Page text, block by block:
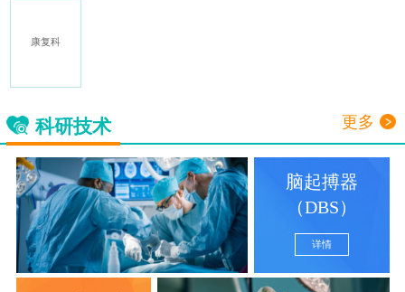
康复科
科研技术 更多
脑起搏器
（DBS）
详情